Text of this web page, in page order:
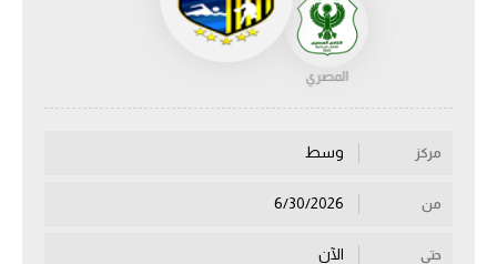
الكرة الإفريقية
منتخب مصر
سعودي في الجول
المصري
مركز وسط
من
حتى الآن